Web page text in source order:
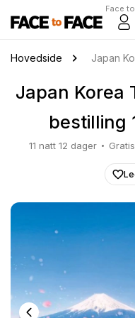
Face
Hovedside Japan
Japan Korea
bestilling
11 natt 12 dager